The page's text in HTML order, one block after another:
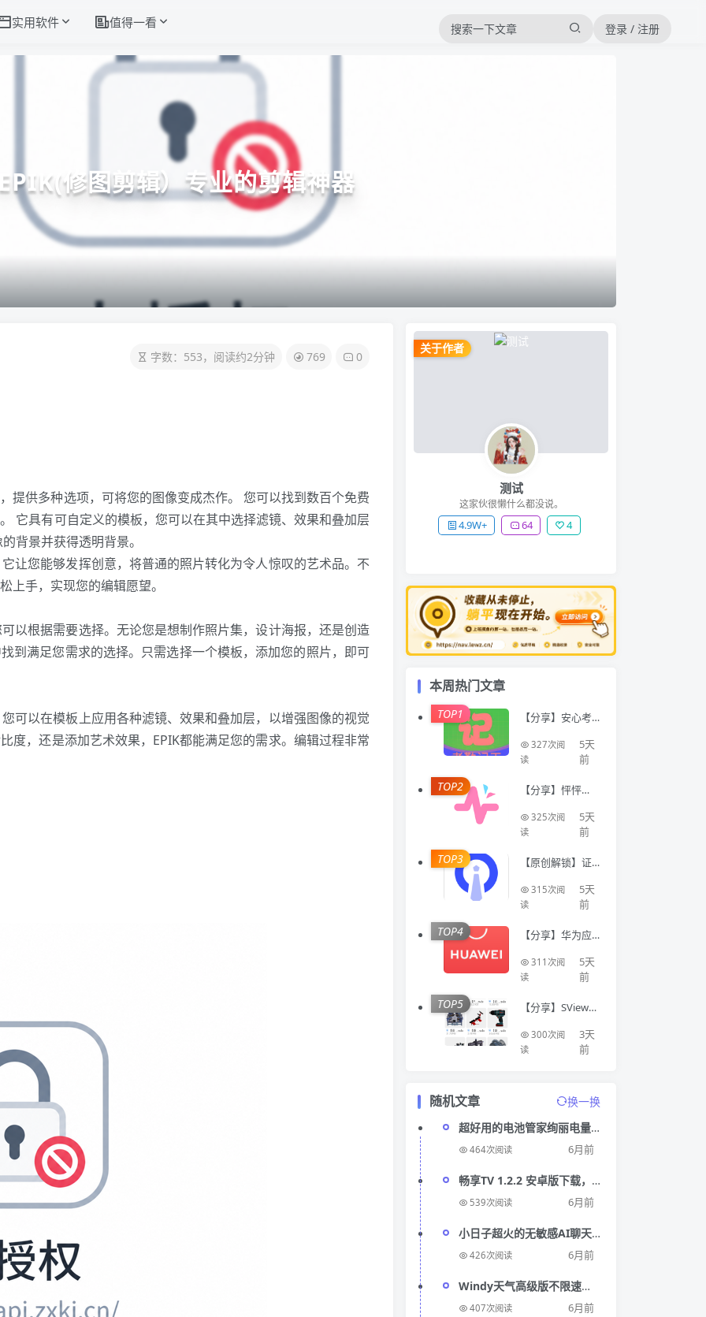
实用软件 值得一看 登录 / 注册
修图剪辑）专业的剪辑神器
字数：553，阅读约2分钟 769 0
提供多种选项，可将您的图像变成杰作。 您可以找到数百个免费
它具有可自定义的模板，您可以在其中选择滤镜、效果和叠加层
背景并获得透明背景。
让您能够发挥创意，将普通的照片转化为令人惊叹的艺术品。不
上手，实现您的编辑愿望。
以根据需要选择。无论您是想制作照片集，设计海报，还是创造
到满足您需求的选择。只需选择一个模板，添加您的照片，即可
可以在模板上应用各种滤镜、效果和叠加层，以增强图像的视觉
度，还是添加艺术效果，EPIK都能满足您的需求。编辑过程非常
关于作者
测试
这家伙很懒什么都没说。
4.9W+ 64 4
本周热门文章
TOP1
【分享】安心考
记工时统计出勤
数据
327次阅
读
5天
前
TOP2
【分享】怦怦🔥A
恋人多模态互动
聊天工具🔥
325次阅
读
5天
前
TOP3
【原创解锁】证
会员🔥标准尺寸
换底色美颜证件
315次阅
读
5天
前
TOP4
【分享】华为应
不限制下载国际
软件⭕免登录
311次阅
读
5天
前
TOP5
【分享】SView看
模型看图工具🔥
登录即会员
300次阅
读
3天
前
随机文章
换一换
超好用的电池管家绚丽电量
1.99.43高级版分享
464次阅读 6月前
畅享TV 1.2.2 安卓版下载，
海量高清频道免费看
539次阅读 6月前
小日子超火的无敏感AI聊天
伴侣，虚拟女友等你定制
426次阅读 6月前
Windy天气高级版不限速下
载，解锁所有功能
407次阅读 6月前